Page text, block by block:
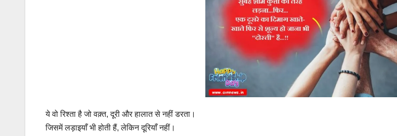
ये वो रिश्ता है जो वक़्त, दूरी और हालात से नहीं डरता।
जिसमें लड़ाइयाँ भी होती हैं, लेकिन दूरियाँ नहीं।